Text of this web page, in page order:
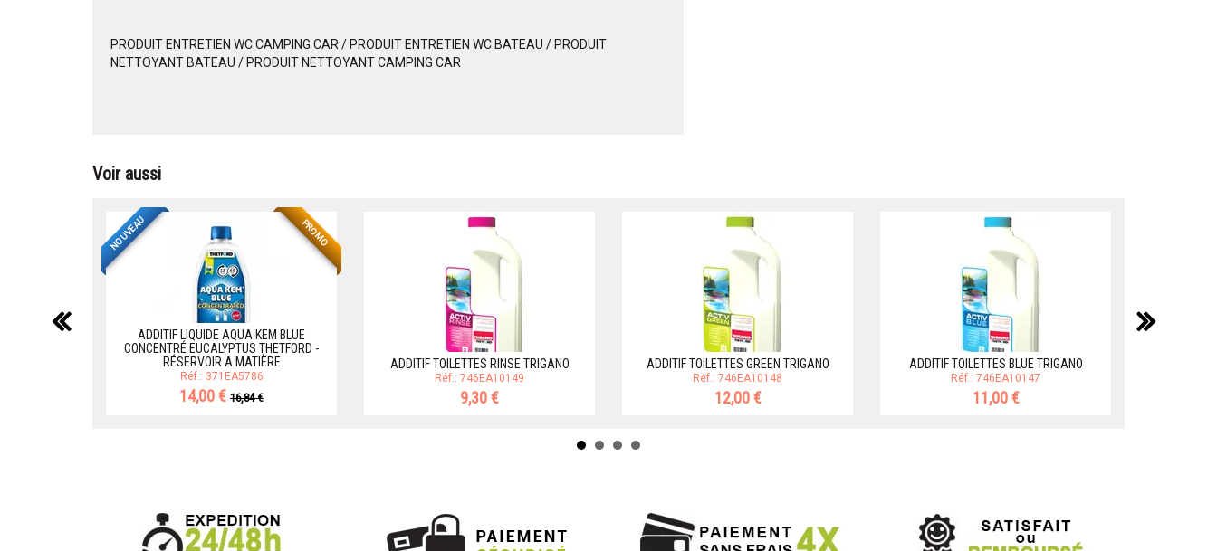
PRODUIT ENTRETIEN WC CAMPING CAR / PRODUIT ENTRETIEN WC BATEAU / PRODUIT
NETTOYANT BATEAU / PRODUIT NETTOYANT CAMPING CAR
Voir aussi
PROMO
NOUVEAU
ADDITIF LIQUIDE AQUA KEM BLUE
CONCENTRÉ EUCALYPTUS THETFORD -
RÉSERVOIR A MATIÈRE
Réf.: 371EA5786
14,00 € 16,84 €
ADDITIF TOILETTES RINSE TRIGANO
Réf.: 746EA10149
9,30 €
ADDITIF TOILETTES GREEN TRIGANO
Réf.: 746EA10148
12,00 €
ADDITIF TOILETTES BLUE TRIGANO
Réf.: 746EA10147
11,00 €
précédent